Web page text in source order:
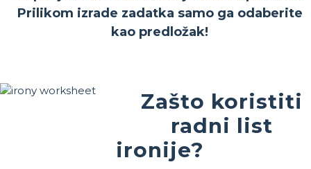
Prilikom izrade zadatka samo ga odaberite
kao predložak!
Zašto koristiti
radni list
ironije?